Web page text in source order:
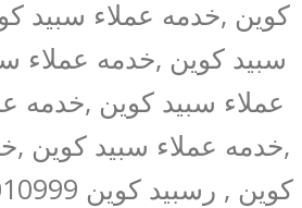
كوين ,خدمه عملاء سبيد
سبيد كوين ,خدمه عملاء
عملاء سبيد كوين ,خدمه
,خدمه عملاء سبيد كوين